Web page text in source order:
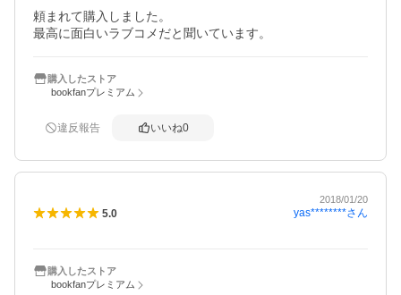
頼まれて購入しました。
最高に面白いラブコメだと聞いています。
購入したストア
bookfanプレミアム
違反報告 いいね0
2018/01/20
5.0 yas********さん
購入したストア
bookfanプレミアム